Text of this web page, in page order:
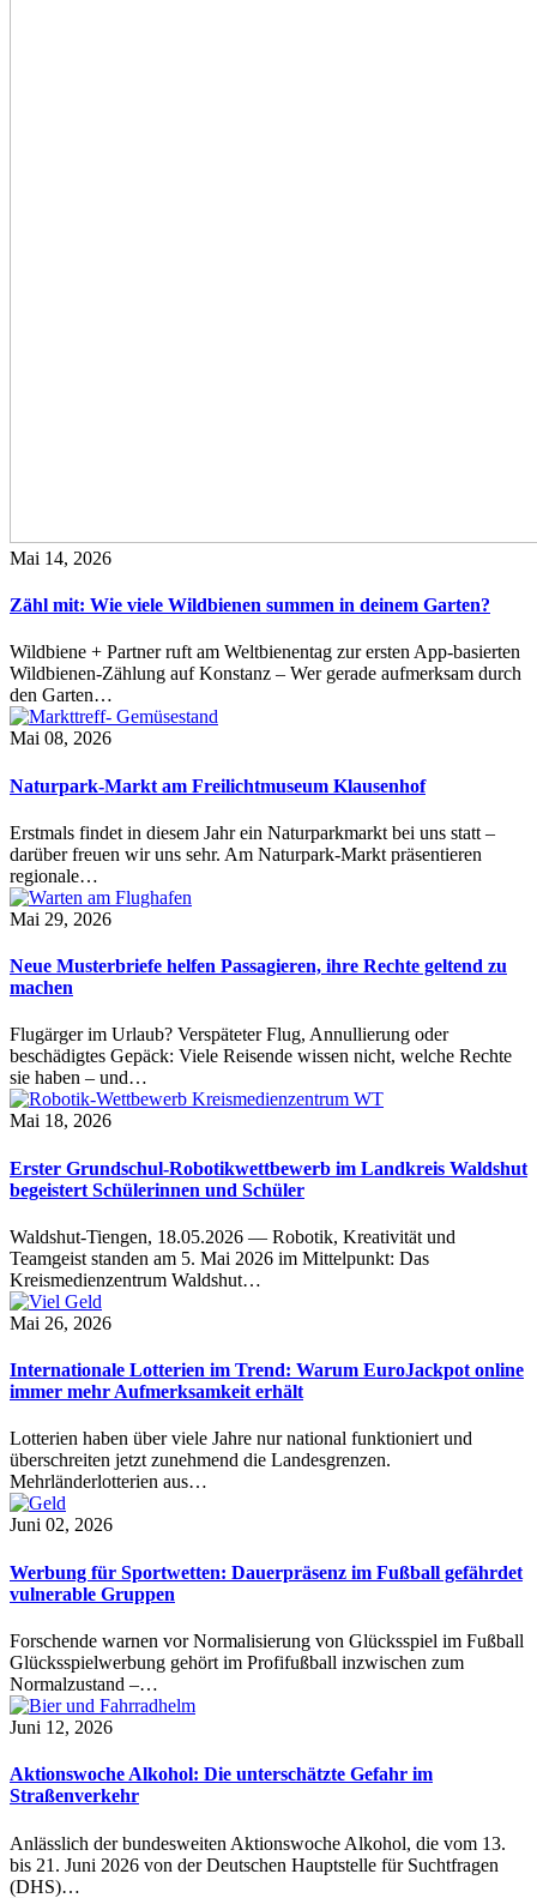
Mai 14, 2026
Zähl mit: Wie viele Wildbienen summen in deinem Garten?
Wildbiene + Partner ruft am Weltbienentag zur ersten App-basierten
Wildbienen-Zählung auf Konstanz – Wer gerade aufmerksam durch
den Garten…
Mai 08, 2026
Naturpark-Markt am Freilichtmuseum Klausenhof
Erstmals findet in diesem Jahr ein Naturparkmarkt bei uns statt –
darüber freuen wir uns sehr. Am Naturpark-Markt präsentieren
regionale…
Mai 29, 2026
Neue Musterbriefe helfen Passagieren, ihre Rechte geltend zu
machen
Flugärger im Urlaub? Verspäteter Flug, Annullierung oder
beschädigtes Gepäck: Viele Reisende wissen nicht, welche Rechte
sie haben – und…
Mai 18, 2026
Erster Grundschul-Robotikwettbewerb im Landkreis Waldshut
begeistert Schülerinnen und Schüler
Waldshut-Tiengen, 18.05.2026 — Robotik, Kreativität und
Teamgeist standen am 5. Mai 2026 im Mittelpunkt: Das
Kreismedienzentrum Waldshut…
Mai 26, 2026
Internationale Lotterien im Trend: Warum EuroJackpot online
immer mehr Aufmerksamkeit erhält
Lotterien haben über viele Jahre nur national funktioniert und
überschreiten jetzt zunehmend die Landesgrenzen.
Mehrländerlotterien aus…
Juni 02, 2026
Werbung für Sportwetten: Dauerpräsenz im Fußball gefährdet
vulnerable Gruppen
Forschende warnen vor Normalisierung von Glücksspiel im Fußball
Glücksspielwerbung gehört im Profifußball inzwischen zum
Normalzustand –…
Juni 12, 2026
Aktionswoche Alkohol: Die unterschätzte Gefahr im
Straßenverkehr
Anlässlich der bundesweiten Aktionswoche Alkohol, die vom 13.
bis 21. Juni 2026 von der Deutschen Hauptstelle für Suchtfragen
(DHS)…